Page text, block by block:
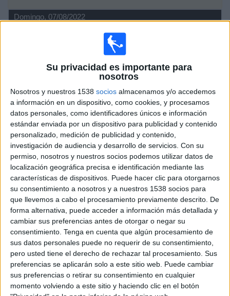
Su privacidad es importante para
nosotros
Nosotros y nuestros 1538 socios almacenamos y/o accedemos
a información en un dispositivo, como cookies, y procesamos
datos personales, como identificadores únicos e información
estándar enviada por un dispositivo para publicidad y contenido
personalizado, medición de publicidad y contenido,
investigación de audiencia y desarrollo de servicios. Con su
permiso, nosotros y nuestros socios podemos utilizar datos de
localización geográfica precisa e identificación mediante las
características de dispositivos. Puede hacer clic para otorgarnos
su consentimiento a nosotros y a nuestros 1538 socios para
que llevemos a cabo el procesamiento previamente descrito. De
forma alternativa, puede acceder a información más detallada y
cambiar sus preferencias antes de otorgar o negar su
consentimiento. Tenga en cuenta que algún procesamiento de
sus datos personales puede no requerir de su consentimiento,
pero usted tiene el derecho de rechazar tal procesamiento. Sus
preferencias se aplicarán solo a este sitio web. Puede cambiar
sus preferencias o retirar su consentimiento en cualquier
momento volviendo a este sitio y haciendo clic en el botón
Domingo, 07/08/2022
Liga Nacional Guatemala
Xelajú MC
Deportivo Malacateco
Fanatiz (Ver en directo)
Domingo, 22/05/2022
02:00
Liga Nacional Guatemala
Semifinales Clausura
Comunicaciones FC
Deportivo Malacateco
Fanatiz (Ver en directo)
Jueves, 12/05/2022
23:00
Liga Nacional Guatemala
1/4 Final Clausura
Cobán Imperial
Deportivo Malacateco
Fanatiz (Ver en directo)